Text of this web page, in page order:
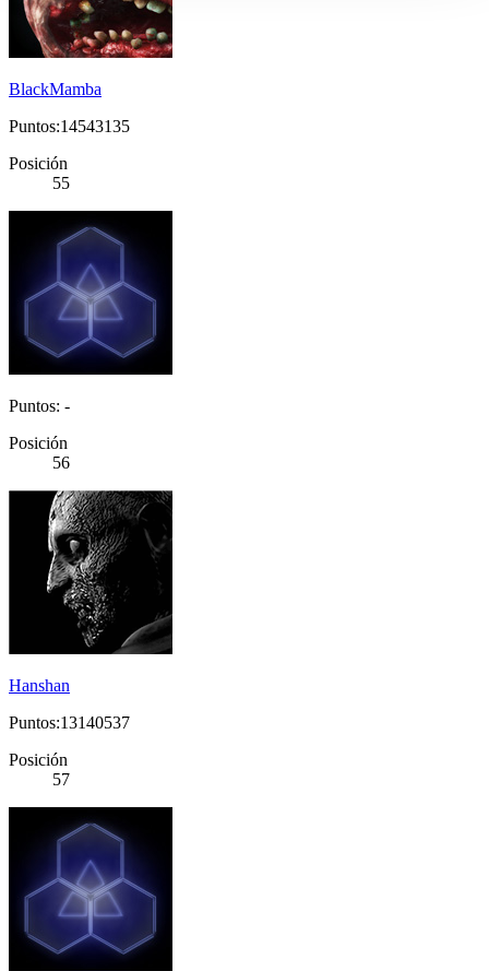
BlackMamba
Puntos:14543135
Posición
55
Puntos: -
Posición
56
Hanshan
Puntos:13140537
Posición
57